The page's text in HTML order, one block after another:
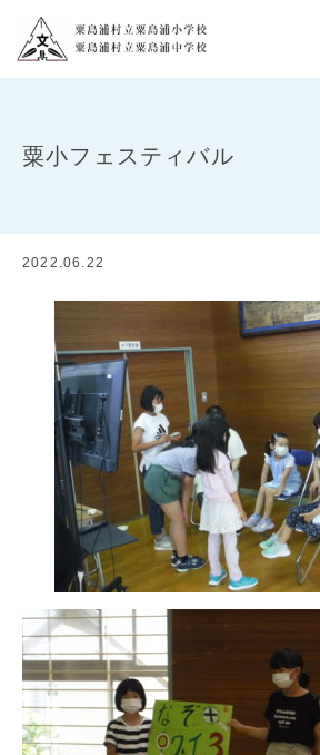
粟小フェスティバル
2022.06.22